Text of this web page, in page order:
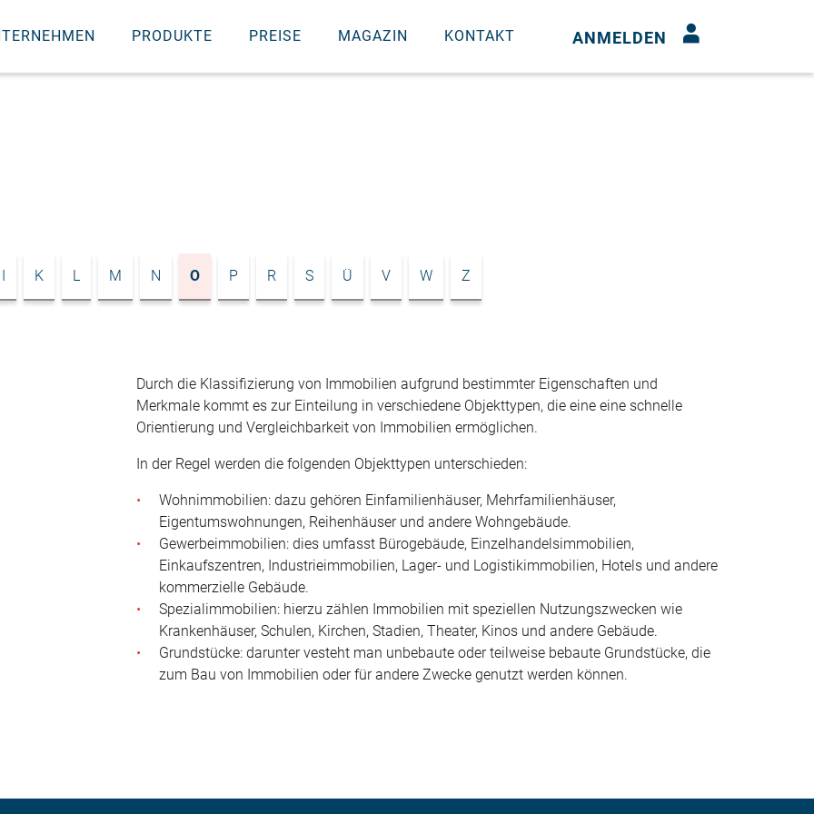
PRODUKTE PREISE MAGAZIN KONTAKT ANMELDEN
I K L M N O P R S Ü V W Z
Durch die Klassifizierung von Immobilien aufgrund bestimmter Eigenschaften und
Merkmale kommt es zur Einteilung in verschiedene Objekttypen, die eine eine schnelle
Orientierung und Vergleichbarkeit von Immobilien ermöglichen.
In der Regel werden die folgenden Objekttypen unterschieden:
Wohnimmobilien: dazu gehören Einfamilienhäuser, Mehrfamilienhäuser,
Eigentumswohnungen, Reihenhäuser und andere Wohngebäude.
Gewerbeimmobilien: dies umfasst Bürogebäude, Einzelhandelsimmobilien,
Einkaufszentren, Industrieimmobilien, Lager- und Logistikimmobilien, Hotels und andere
kommerzielle Gebäude.
Spezialimmobilien: hierzu zählen Immobilien mit speziellen Nutzungszwecken wie
Krankenhäuser, Schulen, Kirchen, Stadien, Theater, Kinos und andere Gebäude.
Grundstücke: darunter vesteht man unbebaute oder teilweise bebaute Grundstücke, die
zum Bau von Immobilien oder für andere Zwecke genutzt werden können.